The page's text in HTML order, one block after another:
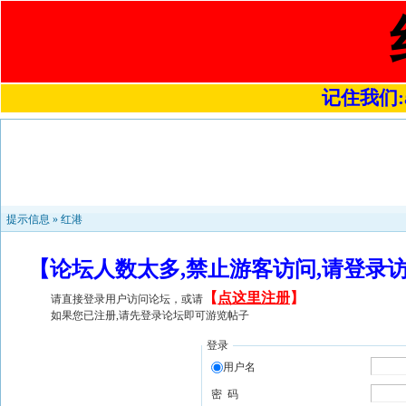
记住我们
提示信息 » 红港
【论坛人数太多,禁止游客访问,请登
请直接登录用户访问论坛，或请 【 点这里注册】
如果您已注册,请先登录论坛即可游览帖子
登录
用户名
密 码